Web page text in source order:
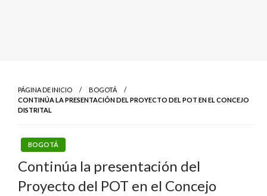
PÁGINA DE INICIO
BOGOTÁ
CONTINÚA LA PRESENTACIÓN DEL PROYECTO DEL POT EN EL CONCEJO
DISTRITAL
BOGOTÁ
Continúa la presentación del
Proyecto del POT en el Concejo